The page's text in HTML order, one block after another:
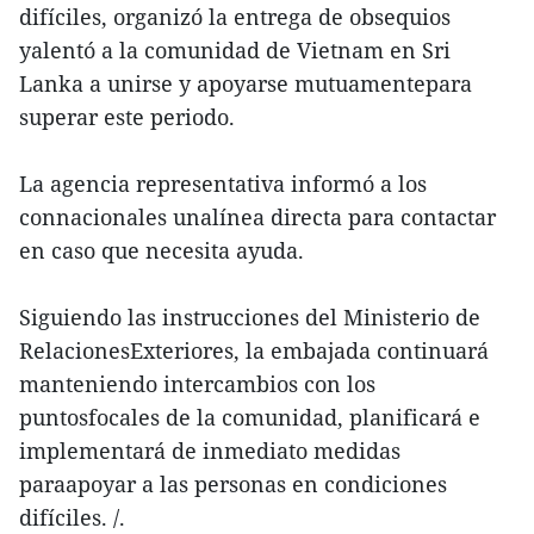
difíciles, organizó la entrega de obsequios
yalentó a la comunidad de Vietnam en Sri
Lanka a unirse y apoyarse mutuamentepara
superar este periodo.
La agencia representativa informó a los
connacionales unalínea directa para contactar
en caso que necesita ayuda.
Siguiendo las instrucciones del Ministerio de
RelacionesExteriores, la embajada continuará
manteniendo intercambios con los
puntosfocales de la comunidad, planificará e
implementará de inmediato medidas
paraapoyar a las personas en condiciones
difíciles. /.